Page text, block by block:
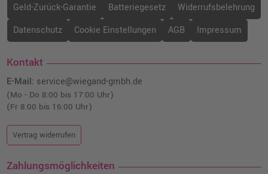
Geld-Zurück-Garantie Batteriegesetz
Widerrufsbelehrung
Datenschutz
Cookie Einstellungen AGB Impressum
Kontakt
E-Mail: service@wiegand-gmbh.de
(Mo - Do 8:00 bis 17:00 Uhr)
(Fr 8:00 bis 16:00 Uhr)
Vertrag widerrufen
Zahlungsmöglichkeiten